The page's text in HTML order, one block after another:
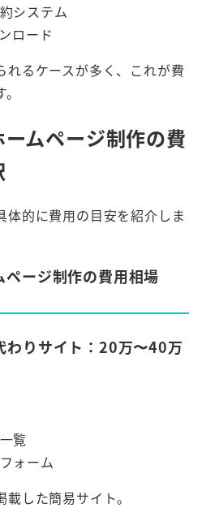
システム
ロード
れるケースが多く、これが費
ムページ制作の費
体的に費用の目安を紹介しま
ページ制作の費用相場
りサイト：20万〜40万
覧
ォーム
した簡易サイト。